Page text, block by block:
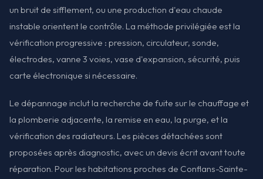
un bruit de sifflement, ou une production d'eau chaude
instable orientent le contrôle. La méthode privilégiée est la
vérification progressive : pression, circulateur, sonde,
électrodes, vanne 3 voies, vase d'expansion, sécurité, puis
carte électronique si nécessaire.
Le dépannage inclut la recherche de fuite sur le chauffage et
la plomberie adjacente, la remise en eau, la purge, et la
vérification des radiateurs. Les pièces détachées sont
proposées après diagnostic, avec un devis écrit avant toute
réparation. Pour les habitations proches de Conflans-Sainte-